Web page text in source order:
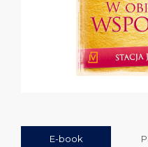
E-book